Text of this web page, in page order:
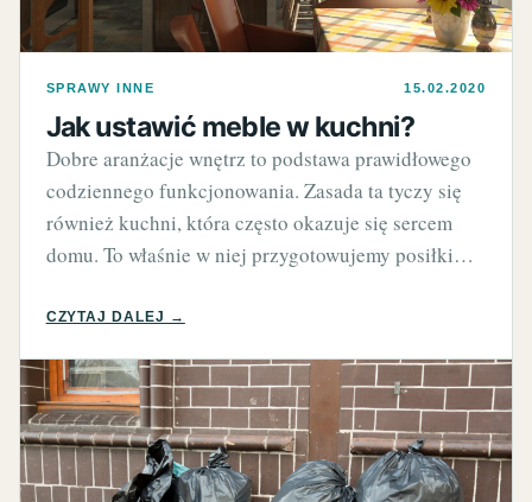
SPRAWY INNE 15.02.2020
Jak ustawić meble w kuchni?
Dobre aranżacje wnętrz to podstawa prawidłowego
codziennego funkcjonowania. Zasada ta tyczy się
również kuchni, która często okazuje się sercem
domu. To właśnie w niej przygotowujemy posiłki…
CZYTAJ DALEJ →